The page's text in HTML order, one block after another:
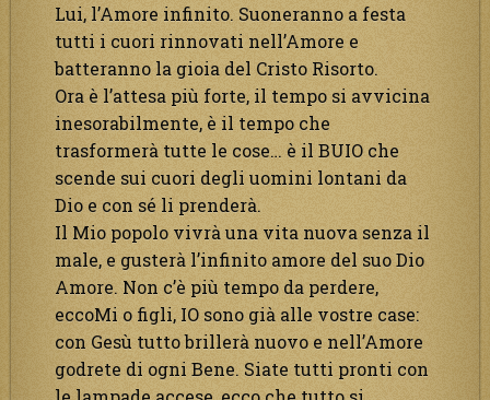
Lui, l’Amore infinito. Suoneranno a festa
tutti i cuori rinnovati nell’Amore e
batteranno la gioia del Cristo Risorto.
Ora è l’attesa più forte, il tempo si avvicina
inesorabilmente, è il tempo che
trasformerà tutte le cose… è il BUIO che
scende sui cuori degli uomini lontani da
Dio e con sé li prenderà.
Il Mio popolo vivrà una vita nuova senza il
male, e gusterà l’infinito amore del suo Dio
Amore. Non c’è più tempo da perdere,
eccoMi o figli, IO sono già alle vostre case:
con Gesù tutto brillerà nuovo e nell’Amore
godrete di ogni Bene. Siate tutti pronti con